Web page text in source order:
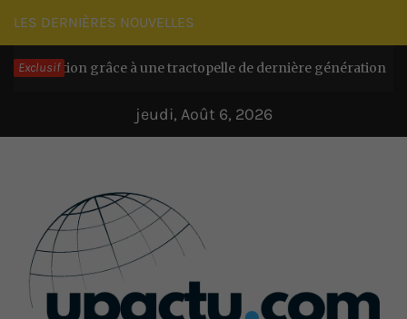
Passer
au
contenu
LES DERNIÈRES NOUVELLES
Exclusif
grâce à une tractopelle de dernière génération Il y a 5
jeudi, Août 6, 2026